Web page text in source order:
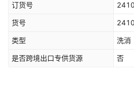
订货号
货号
类型 洗消
是否跨境出口专供货源 否